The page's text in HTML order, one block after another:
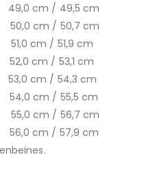
/ 49,5 cm
/ 50,7 cm
/ 51,9 cm
/ 53,1 cm
/ 54,3 cm
/ 55,5 cm
/ 56,7 cm
/ 57,9 cm